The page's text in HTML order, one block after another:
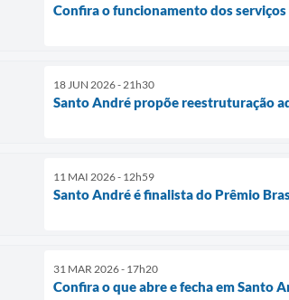
Confira o funcionamento dos
18 JUN 2026 - 21h30
Santo André propõe reestruturação
11 MAI 2026 - 12h59
Santo André é finalista do Prêmio
31 MAR 2026 - 17h20
Confira o que abre e fecha em Santo